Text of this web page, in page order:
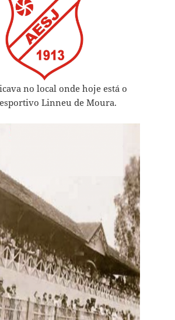
no local onde hoje está o
Linneu de Moura.